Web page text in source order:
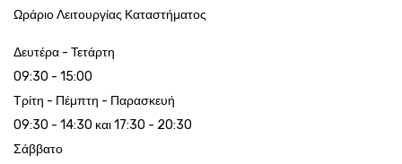
Ωράριο Λειτουργίας Καταστήματος
Δευτέρα - Τετάρτη
09:30 - 15:00
Τρίτη - Πέμπτη - Παρασκευή
09:30 - 14:30 και 17:30 - 20:30
Σάββατο